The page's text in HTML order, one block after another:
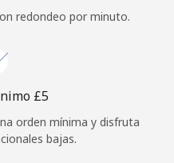
redondeo por minuto.
⁦£5⁩
orden mínima y disfruta
bajas.